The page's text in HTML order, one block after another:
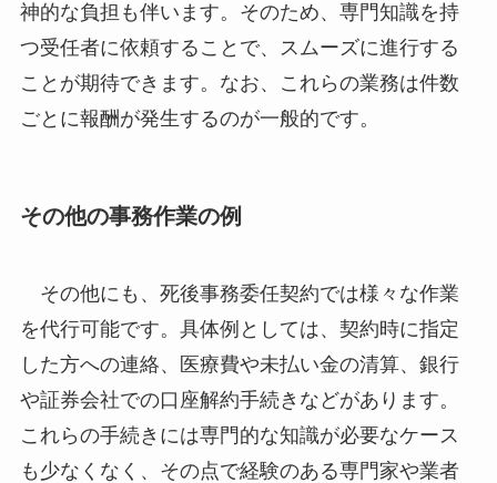
神的な負担も伴います。そのため、専門知識を持
つ受任者に依頼することで、スムーズに進行する
ことが期待できます。なお、これらの業務は件数
ごとに報酬が発生するのが一般的です。
その他の事務作業の例
その他にも、死後事務委任契約では様々な作業
を代行可能です。具体例としては、契約時に指定
した方への連絡、医療費や未払い金の清算、銀行
や証券会社での口座解約手続きなどがあります。
これらの手続きには専門的な知識が必要なケース
も少なくなく、その点で経験のある専門家や業者